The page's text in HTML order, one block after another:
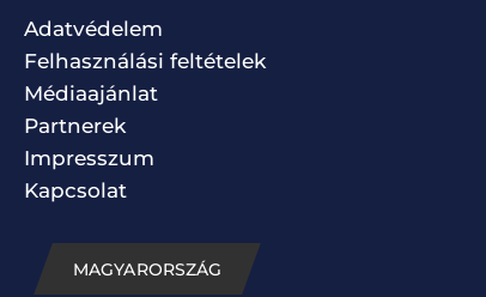
Adatvédelem
Felhasználási feltételek
Médiaajánlat
Partnerek
Impresszum
Kapcsolat
MAGYARORSZÁG